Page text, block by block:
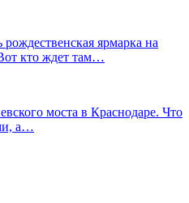
ярмарка на
кто ждет там…
моста в Краснодаре. Что
а…